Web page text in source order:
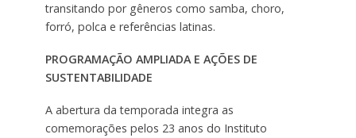
transitando por gêneros como samba, choro,
forró, polca e referências latinas.
PROGRAMAÇÃO AMPLIADA E AÇÕES DE
SUSTENTABILIDADE
A abertura da temporada integra as
comemorações pelos 23 anos do Instituto